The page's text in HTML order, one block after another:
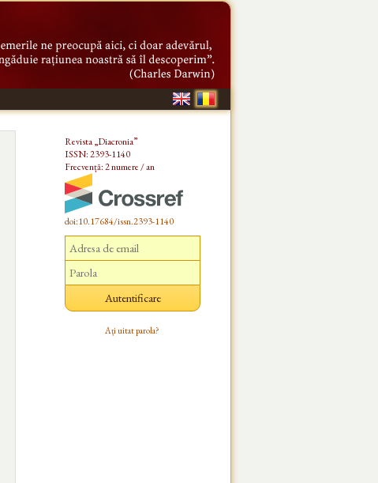
Revista „Diacronia”
ISSN: 2393-1140
Frecvență: 2 numere / an
doi:10.17684/issn.2393-1140
Ați uitat parola?